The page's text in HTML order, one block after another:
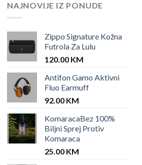
NAJNOVIJE IZ PONUDE
Zippo Signature Kožna
Futrola Za Lulu
120.00 KM
Antifon Gamo Aktivni
Fluo Earmuff
92.00 KM
KomaracaBez 100%
Biljni Sprej Protiv
Komaraca
25.00 KM